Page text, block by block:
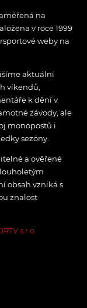
na
v roce 1999
weby na
aktuální
víkendů,
k dění v
závody, ale
monopostů i
sezóny.
a ověřené
obsah vzniká s
znalost
s.r.o.